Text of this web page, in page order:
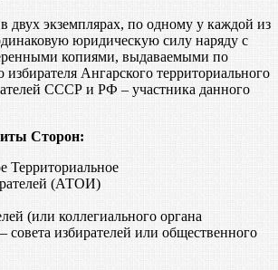
двух экземплярах, по одному у каждой из
юридическую силу наряду с
копиями, выдаваемыми по
Ангарского территориального
СССР и РФ – участника данного
Сторон:
Территориальное
(АТОИ)
(или коллегиального органа
избирателей или общественного